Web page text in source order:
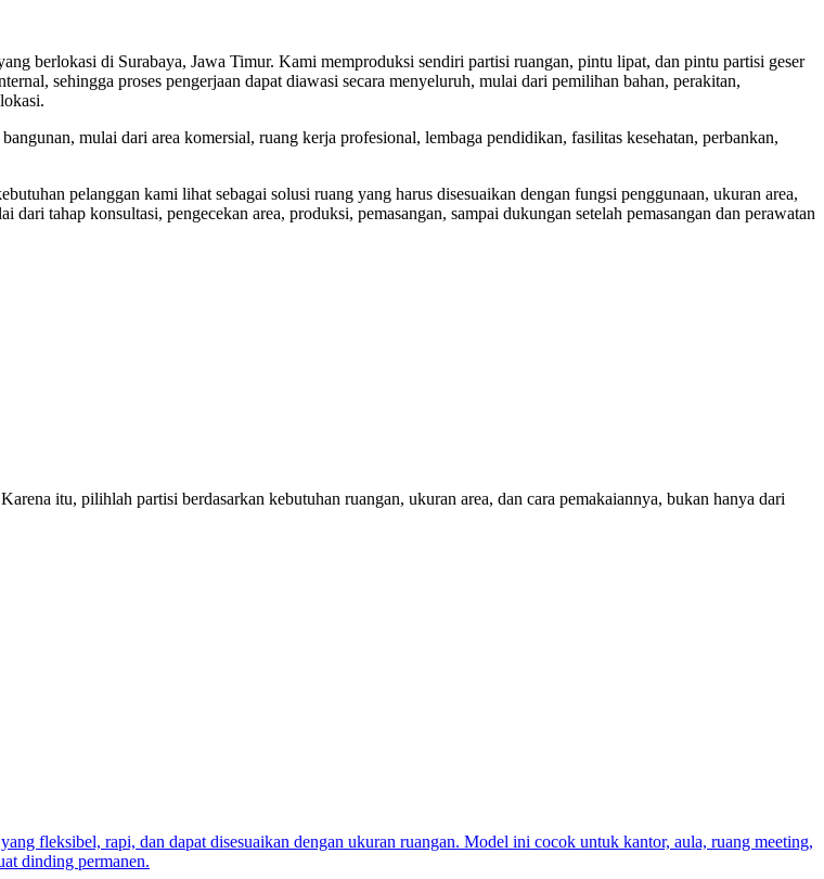
berlokasi di Surabaya, Jawa Timur. Kami memproduksi sendiri partisi ruangan, pintu lipat, dan pintu partisi geser
sehingga proses pengerjaan dapat diawasi secara menyeluruh, mulai dari pemilihan bahan, perakitan,
mulai dari area komersial, ruang kerja profesional, lembaga pendidikan, fasilitas kesehatan, perbankan,
pelanggan kami lihat sebagai solusi ruang yang harus disesuaikan dengan fungsi penggunaan, ukuran area,
tahap konsultasi, pengecekan area, produksi, pemasangan, sampai dukungan setelah pemasangan dan perawatan
itu, pilihlah partisi berdasarkan kebutuhan ruangan, ukuran area, dan cara pemakaiannya, bukan hanya dari
fleksibel, rapi, dan dapat disesuaikan dengan ukuran ruangan. Model ini cocok untuk kantor, aula, ruang meeting,
dinding permanen.